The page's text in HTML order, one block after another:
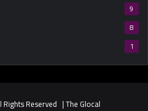
9
8
1
Reserved | The Glocal